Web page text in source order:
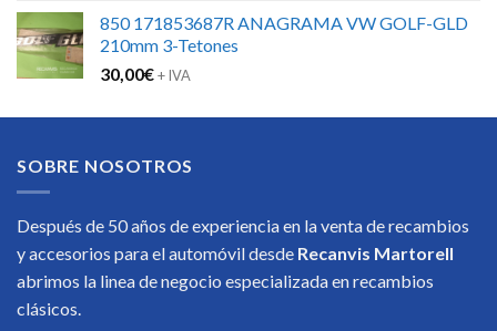
850 171853687R ANAGRAMA VW GOLF-GLD
210mm 3-Tetones
30,00€+ IVA
SOBRE NOSOTROS
Después de 50 años de experiencia en la venta de recambios
y accesorios para el automóvil desde Recanvis Martorell
abrimos la linea de negocio especializada en recambios
clásicos.